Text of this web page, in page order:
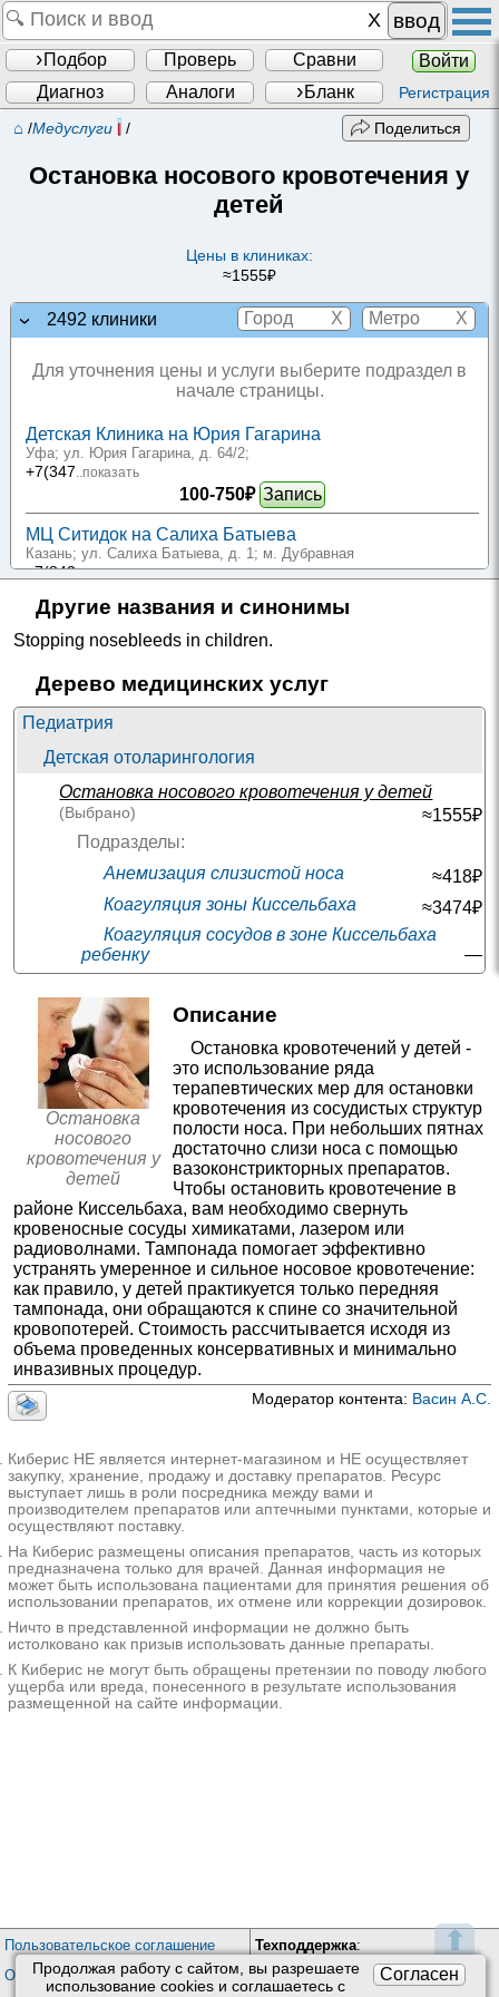
⬆
ввод
Подбор Проверь Сравни
Войти
Диагноз
Аналоги Бланк Регистрация
Согласен
Продолжая работу с сайтом, вы разрешаете
использование сookies и соглашаетесь с
⌂ /Медуслуги / Поделиться
Остановка носового кровотечения у
детей
Цены в клиниках:
≈1555₽
2492 клиники X X
Для уточнения цены и услуги выберите подраздел в
начале страницы.
Детская Клиника на Юрия Гагарина
Уфа; ул. Юрия Гагарина, д. 64/2;
+7(347 ..показать
100-750₽ Запись
МЦ Ситидок на Салиха Батыева
Казань; ул. Салиха Батыева, д. 1 ; м. Дубравная
+7(843..показать
Зимамед на Вишняковой
Краснодар; ул. Вишняковой, д. 2
200₽ Запись
Зимамед на Ленинском проспекте
Москва; Ленинский пр-т, д. 121/1, к. 2
200-930₽ Запись
МастерСлух на Красной
Краснодар; ул. Красная, д. 154
..показать
Запись
МастерСлух на Железнодорожной
Краснодар; ул. Железнодорожная, д. 2/1
+7(918..показать
МЦ Семья в Мытищах на Колпакова
Мытищи; ул. Колпакова, д. 42, корп. 3; м. Медведково
+7(499..показать
250-1300₽ Запись
Клиника уха, горла и носа в Береговом проезде
Москва; Береговой пр-д, д. 7 ; м. Фили
+7(495..показать
280-4900₽ Запись
АГ Фабер на Энтузиастов
Уфа; ул. Энтузиастов, д. 6;
+7(347..показать
300-1100₽ Запись
Месед Клиника в Балашихе
Балашиха; м-н 1 Мая, д. 4; м. Щелковская
+7(499..показать
300-5000₽ Запись
Москва; Мичуринский пр-т, д. 31, корп. 7; м. Раменки
+7(495..показать
450-3000₽ Запись
МедСемья на Фестивальной
Москва; ул. Фестивальная, д. 20, корп. 2; м. Речной Вокзал
+7(499..показать
500-2000₽ Запись
МедСемья на Брусилова
Москва; ул. Брусилова, д. 21
; м. Юго-Западная
+7(499..показать
500-2000₽ Запись
Юнион Клиник на Марата
Санкт-Петербург; ул. Марата, д. 69-71; м. Звенигородская
+7(499..показать
Другие названия и синонимы
Stopping nosebleeds in children.
Дерево медицинских услуг
Педиатрия
Детская отоларингология
Остановка носового кровотечения у детей
(Выбрано)
≈1555₽
Подразделы:
Анемизация слизистой носа
≈418₽
Коагуляция зоны Киссельбаха
≈3474₽
Коагуляция сосудов в зоне Киссельбаха
ребенку
—
Тампонада носа ребенку
Операции на ухе у детей
≈4840₽
✚Эндоскопия ЛОР-органов у детей
≈2427₽
✚Исследование ЛОР-органов у детей
≈996₽
Операции на полости носа у детей
≈7256₽
Удаление инородных тел из ЛОР-органов у детей
≈853₽
✚Увеличение голеней (эндопротезирование)
✚Операции на горле у детей
≈19009₽
✚Лечение отита у детей
≈861₽
✚Лечение гайморита у детей
≈2212₽
✚Лечение тонзиллита у детей ≈1002₽
Остановка
носового
кровотечения у
детей
Описание
Остановка кровотечений у детей -
это использование ряда
терапевтических мер для остановки
кровотечения из сосудистых структур
полости носа. При небольших пятнах
достаточно слизи носа с помощью
вазоконстрикторных препаратов.
Чтобы остановить кровотечение в
районе Киссельбаха, вам необходимо свернуть
кровеносные сосуды химикатами, лазером или
радиоволнами. Тампонада помогает эффективно
устранять умеренное и сильное носовое кровотечение:
как правило, у детей практикуется только передняя
тампонада, они обращаются к спине со значительной
кровопотерей. Стоимость рассчитывается исходя из
объема проведенных консервативных и минимально
инвазивных процедур.
Модератор контента: Васин А.С.
Киберис НЕ является интернет-магазином и НЕ осуществляет
закупку, хранение, продажу и доставку препаратов. Ресурс
выступает лишь в роли посредника между вами и
производителем препаратов или аптечными пунктами, которые и
осуществляют поставку.
На Киберис размещены описания препаратов, часть из которых
предназначена только для врачей. Данная информация не
может быть использована пациентами для принятия решения об
использовании препаратов, их отмене или коррекции дозировок.
Ничто в представленной информации не должно быть
истолковано как призыв использовать данные препараты.
К Киберис не могут быть обращены претензии по поводу любого
ущерба или вреда, понесенного в результате использования
размещенной на сайте информации.
Пользовательское соглашение
Обработка персональных данных
Техподдержка:
Обратная связь